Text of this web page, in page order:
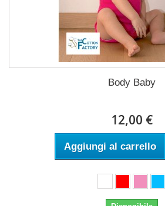
Body Baby
12,00 €
Aggiungi al carrello